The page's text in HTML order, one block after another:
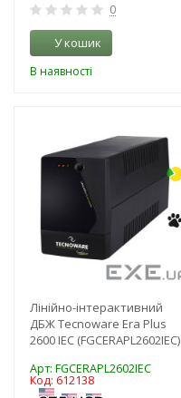
0
У кошик
В наявності
Лінійно-інтерактивний
ДБЖ Tecnoware Era Plus
2600 IEC (FGCERAPL2602IEC)
Арт: FGCERAPL2602IEC
Код: 612138